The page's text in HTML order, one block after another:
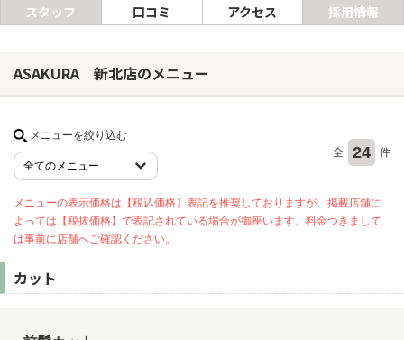
現在地から探す
ヘアサロン
ネイルサロン
エステサロン
美容クリニック
スタッフ
口コミ アクセス 採用情報
ASAKURA 新北店のメニュー
メニューを絞り込む
全
24 件
メニューの表示価格は【税込価格】表記を推奨しておりますが、掲載店舗に
よっては【税抜価格】で表記されている場合が御座います。料金つきまして
は事前に店舗へご確認ください。
カット